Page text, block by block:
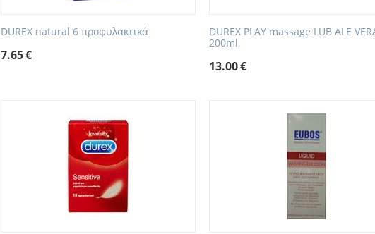
DUREX natural 6 προφυλακτικά
7.65€
DUREX PLAY massage LUB ALE
200ml
13.00€